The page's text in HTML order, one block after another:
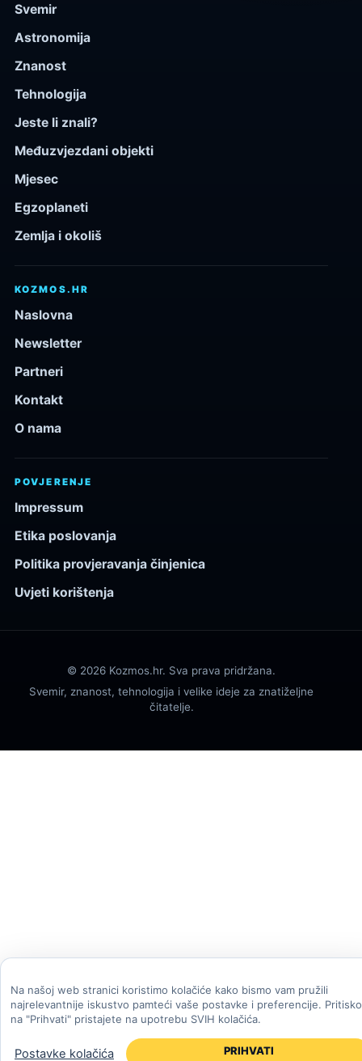
Svemir
Astronomija
Znanost
Tehnologija
Jeste li znali?
Međuzvjezdani objekti
Mjesec
Egzoplaneti
Zemlja i okoliš
KOZMOS.HR
Naslovna
Newsletter
Partneri
Kontakt
O nama
POVJERENJE
Impressum
Etika poslovanja
Politika provjeravanja činjenica
Uvjeti korištenja
© 2026 Kozmos.hr. Sva prava pridržana.
Svemir, znanost, tehnologija i velike ideje za znatiželjne
čitatelje.
Na našoj web stranici koristimo kolačiće kako bismo vam pružili
najrelevantnije iskustvo pamteći vaše postavke i preferencije.
na "Prihvati" pristajete na upotrebu SVIH kolačića.
Postavke kolačića PRIHVATI